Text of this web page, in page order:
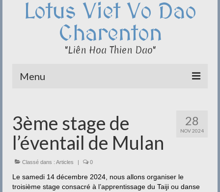
Lotus Viet Vo Dao
Charenton
"Liên Hoa Thien Dao"
Menu
Qi Cong – Taï Chi
Disciplines
Méditation
Documentation
28
NOV 2024
3ème stage de
l’éventail de Mulan
Classé dans : Articles | 0
Le samedi 14 décembre 2024, nous allons organiser le
troisième stage consacré à l’apprentissage du Taiji ou danse